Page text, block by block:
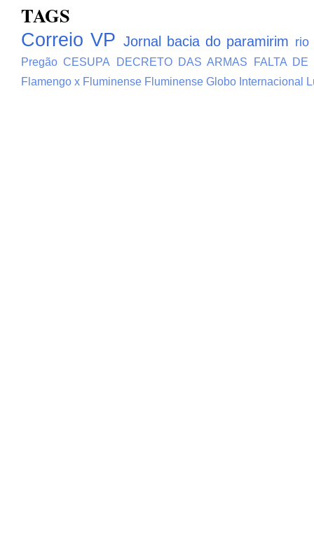
TAGS
Correio VP Jornal bacia do paramirim rio
Pregão CESUPA DECRETO DAS ARMAS
FALTA DE
Flamengo x Fluminense Fluminense Globo Internacional